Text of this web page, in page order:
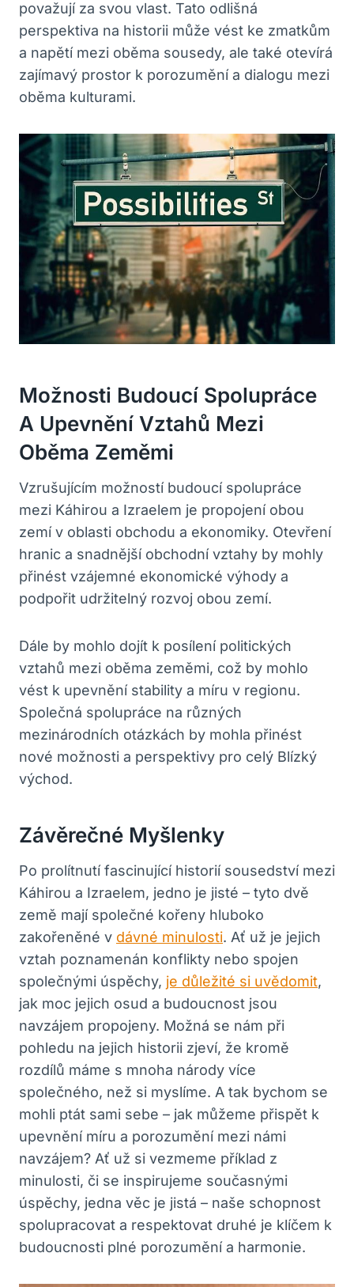
považují za svou vlast. ⁣Tato odlišná
perspektiva na historii může⁢ vést ke zmatkům
a napětí mezi oběma sousedy, ale také otevírá
zajímavý prostor k porozumění ⁤a dialogu mezi⁢
oběma kulturami.
Možnosti Budoucí Spolupráce
A Upevnění⁣ Vztahů Mezi
Oběma Zeměmi
Vzrušujícím možností budoucí ​spolupráce
mezi Káhirou a Izraelem je⁢ propojení obou
zemí v oblasti obchodu a ekonomiky. Otevření
hranic a snadnější ⁤obchodní vztahy by mohly
přinést vzájemné ekonomické výhody a
podpořit udržitelný rozvoj obou zemí.
Dále by ‍mohlo dojít k posílení politických
vztahů mezi oběma zeměmi, což by mohlo
vést k upevnění stability‌ a ‌míru v regionu. ​
Společná spolupráce na různých
mezinárodních otázkách by mohla přinést‌
nové možnosti a perspektivy pro celý Blízký
východ.
Závěrečné ⁣myšlenky
Po‌ prolítnutí fascinující ⁣historií sousedství mezi
Káhirou ⁢a Izraelem, jedno je jisté – tyto dvě
země⁢ mají společné kořeny hluboko
zakořeněné v dávné minulosti. Ať už je jejich
vztah poznamenán konflikty nebo spojen
společnými​ úspěchy, je důležité si uvědomit,
jak moc jejich osud a budoucnost jsou
navzájem propojeny. Možná se nám​ při
pohledu na jejich historii zjeví, že kromě
rozdílů máme s mnoha národy více
společného, než si myslíme. A tak bychom se
mohli ptát sami sebe – jak můžeme přispět k
upevnění míru a porozumění mezi námi
navzájem? Ať už si vezmeme příklad z
minulosti, či se inspirujeme ​současnými
úspěchy, ⁤jedna věc je jistá​ – naše⁤ schopnost
spolupracovat a respektovat​ druhé ‍je ‌klíčem k
budoucnosti plné porozumění a harmonie.